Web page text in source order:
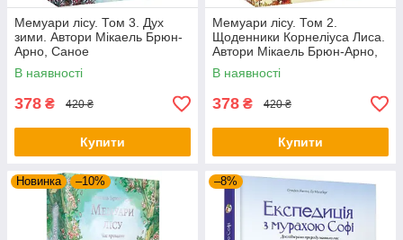
Мемуари лісу. Том 3. Дух
зими. Автори Мікаель Брюн-
Арно, Саное
В наявності
378 ₴ 420 ₴
Купити
Мемуари лісу. Том 2.
Щоденники Корнеліуса Лиса.
Автори Мікаель Брюн-Арно,
Саное
В наявності
378 ₴ 420 ₴
Купити
Новинка –10% –8%